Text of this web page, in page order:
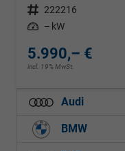
Fahrzeugnr. 222216
Leistung – kW
5.990,– €
incl. 19% MwSt.
Audi
BMW